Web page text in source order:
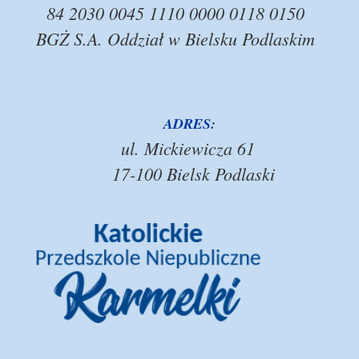
84 2030 0045 1110 0000 0118 0150
BGŻ S.A. Oddział w Bielsku Podlaskim
ADRES:
ul. Mickiewicza 61
17-100 Bielsk Podlaski